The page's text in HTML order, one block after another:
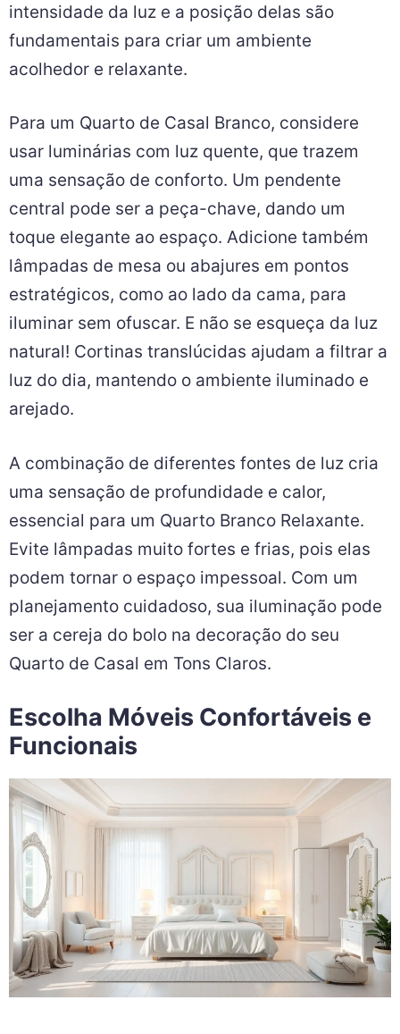
intensidade da luz e a posição delas são
fundamentais para criar um ambiente
acolhedor e relaxante.
Para um Quarto de Casal Branco, considere
usar luminárias com luz quente, que trazem
uma sensação de conforto. Um pendente
central pode ser a peça-chave, dando um
toque elegante ao espaço. Adicione também
lâmpadas de mesa ou abajures em pontos
estratégicos, como ao lado da cama, para
iluminar sem ofuscar. E não se esqueça da luz
natural! Cortinas translúcidas ajudam a filtrar a
luz do dia, mantendo o ambiente iluminado e
arejado.
A combinação de diferentes fontes de luz cria
uma sensação de profundidade e calor,
essencial para um Quarto Branco Relaxante.
Evite lâmpadas muito fortes e frias, pois elas
podem tornar o espaço impessoal. Com um
planejamento cuidadoso, sua iluminação pode
ser a cereja do bolo na decoração do seu
Quarto de Casal em Tons Claros.
Escolha Móveis Confortáveis e
Funcionais